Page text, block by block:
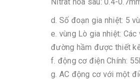
d. Số đoạn gia nhiệt: 5
e. vùng Lò gia nhiệt:
đường hầm được thiết
f. động cơ điện Chính:
g. AC động cơ với một